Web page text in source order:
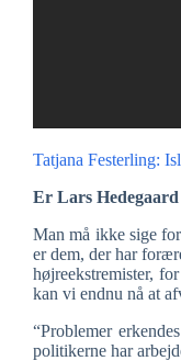
Tatjana Festerling:
Er Lars
Man må ikke sige
er dem, der har
højreekstremister,
kan vi endnu nå at
“Problemer
politikerne har